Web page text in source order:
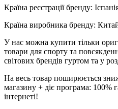
Країна реєстрації бренду:
Країна виробника бренду:
У нас можна купити тільки
товари для спорту та
світових брендів гуртом та у
На весь товар поширюється
магазину + діє програма: 100%
інтернеті!